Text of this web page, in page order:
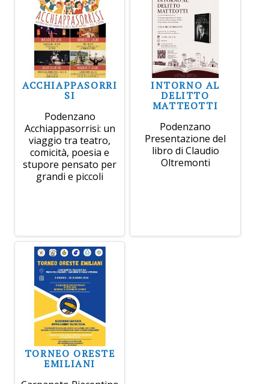
ACCHIAPPASORRI
SI
Podenzano
Acchiappasorrisi: un
viaggio tra teatro,
comicità, poesia e
stupore pensato per
grandi e piccoli
INTORNO AL
DELITTO
MATTEOTTI
Podenzano
Presentazione del
libro di Claudio
Oltremonti
TORNEO ORESTE
EMILIANI